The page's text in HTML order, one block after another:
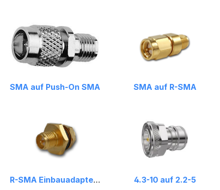
SMA auf Push-On SMA SMA auf R-SMA
R-SMA Einbauadapter auf U.FL 4.3-10 auf 2.2-5